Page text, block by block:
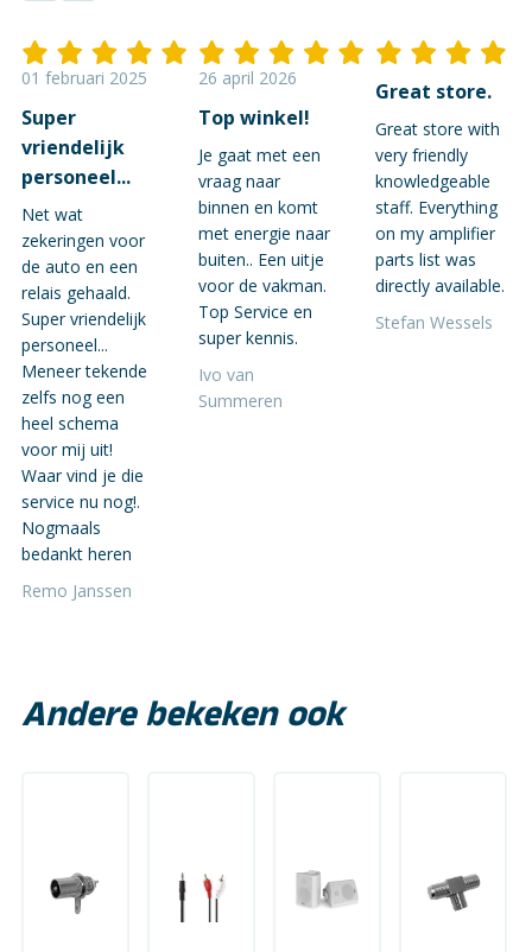
01 februari 2025
Super
vriendelijk
personeel...
Net wat
zekeringen voor
de auto en een
relais gehaald.
Super vriendelijk
personeel...
Meneer tekende
zelfs nog een
heel schema
voor mij uit!
Waar vind je die
service nu nog!.
Nogmaals
bedankt heren
Remo Janssen
26 april 2026
Top winkel!
Je gaat met een
vraag naar
binnen en komt
met energie naar
buiten.. Een uitje
voor de vakman.
Top Service en
super kennis.
Ivo van
Summeren
Great store.
Great store with
very friendly
knowledgeable
staff. Everything
on my amplifier
parts list was
directly available.
Stefan Wessels
Andere bekeken ook